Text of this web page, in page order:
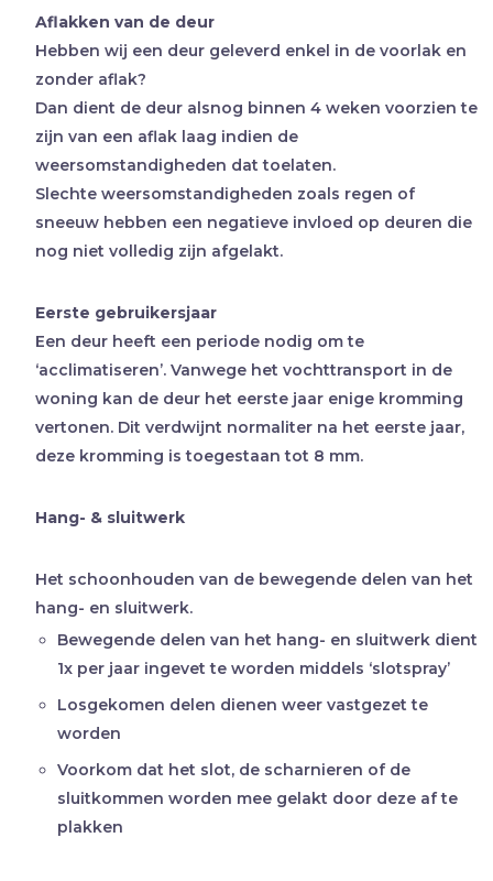
Aflakken van de deur
Hebben wij een deur geleverd enkel in de voorlak en
zonder aflak?
Dan dient de deur alsnog binnen 4 weken voorzien te
zijn van een aflak laag indien de
weersomstandigheden dat toelaten.
Slechte weersomstandigheden zoals regen of
sneeuw hebben een negatieve invloed op deuren die
nog niet volledig zijn afgelakt.
Eerste gebruikersjaar
Een deur heeft een periode nodig om te
‘acclimatiseren’. Vanwege het vochttransport in de
woning kan de deur het eerste jaar enige kromming
vertonen. Dit verdwijnt normaliter na het eerste jaar,
deze kromming is toegestaan tot 8 mm.
Hang- & sluitwerk
Het schoonhouden van de bewegende delen van het
hang- en sluitwerk.
Bewegende delen van het hang- en sluitwerk dient
1x per jaar ingevet te worden middels ‘slotspray’
Losgekomen delen dienen weer vastgezet te
worden
Voorkom dat het slot, de scharnieren of de
sluitkommen worden mee gelakt door deze af te
plakken